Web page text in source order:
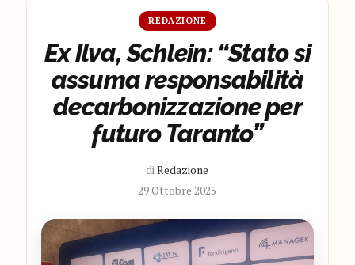
REDAZIONE
Ex Ilva, Schlein: “Stato si
assuma responsabilità
decarbonizzazione per
futuro Taranto”
diRedazione
29 Ottobre 2025